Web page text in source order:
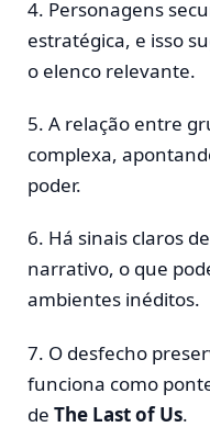
4. Personagens
estratégica, e isso
o elenco relevante.
5. A relação entre
complexa,
poder.
6. Há sinais claros
narrativo, o que
ambientes inéditos.
7. O desfecho
funciona como
de The Last of Us.